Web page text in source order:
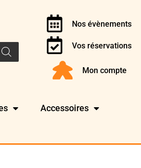
Nos évènements
Vos réservations
Mon compte
Accessoires